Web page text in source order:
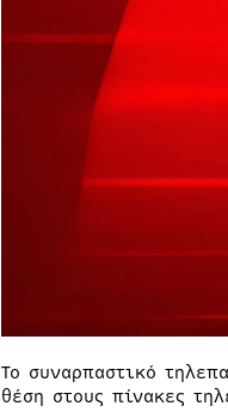
Το συναρπαστικό
θέση στους πίνακες